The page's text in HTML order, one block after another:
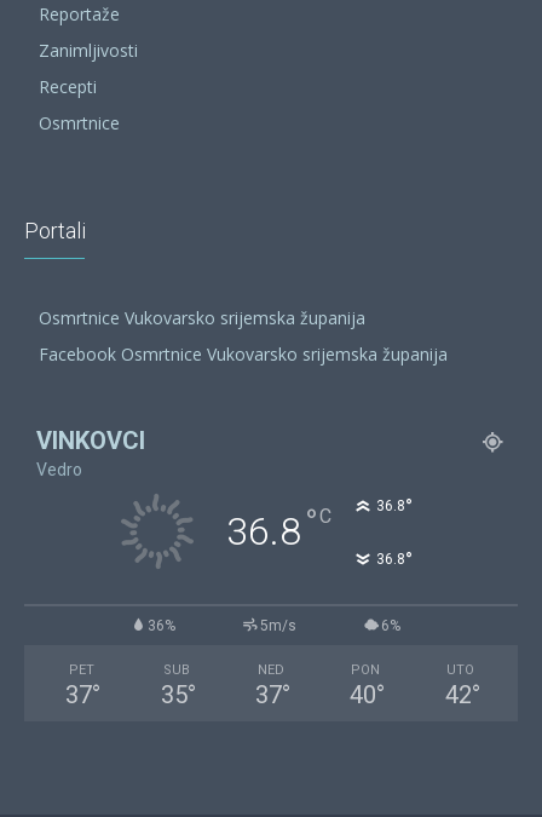
Reportaže
Zanimljivosti
Recepti
Osmrtnice
Portali
Osmrtnice Vukovarsko srijemska županija
Facebook Osmrtnice Vukovarsko srijemska županija
VINKOVCI
Vedro
36.8°C 36.8°
36.8°
36% 5m/s 6%
PET
37°
SUB
35°
NED
37°
PON
40°
UTO
42°